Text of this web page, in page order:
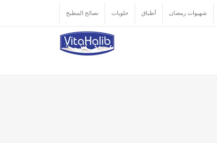
شهيوات رمضان أطباق حلويات نصائح المطبخ